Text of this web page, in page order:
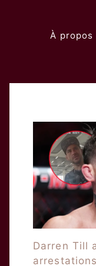
À propos
Darren Till